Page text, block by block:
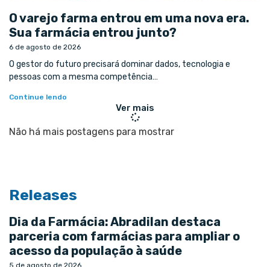
O varejo farma entrou em uma nova era.
Sua farmácia entrou junto?
6 de agosto de 2026
O gestor do futuro precisará dominar dados, tecnologia e
pessoas com a mesma competência…
Continue lendo
Ver mais
Não há mais postagens para mostrar
Releases
Dia da Farmácia: Abradilan destaca
parceria com farmácias para ampliar o
acesso da população à saúde
5 de agosto de 2026